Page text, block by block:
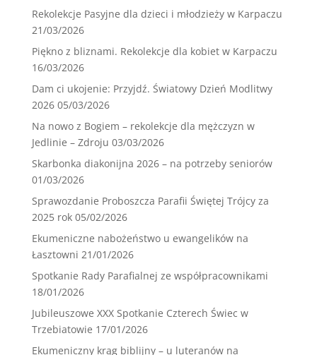
Rekolekcje Pasyjne dla dzieci i młodzieży w Karpaczu
21/03/2026
Piękno z bliznami. Rekolekcje dla kobiet w Karpaczu
16/03/2026
Dam ci ukojenie: Przyjdź. Światowy Dzień Modlitwy
2026 05/03/2026
Na nowo z Bogiem – rekolekcje dla mężczyzn w
Jedlinie – Zdroju 03/03/2026
Skarbonka diakonijna 2026 – na potrzeby seniorów
01/03/2026
Sprawozdanie Proboszcza Parafii Świętej Trójcy za
2025 rok 05/02/2026
Ekumeniczne nabożeństwo u ewangelików na
Łasztowni 21/01/2026
Spotkanie Rady Parafialnej ze współpracownikami
18/01/2026
Jubileuszowe XXX Spotkanie Czterech Świec w
Trzebiatowie 17/01/2026
Ekumeniczny krąg biblijny – u luteranów na